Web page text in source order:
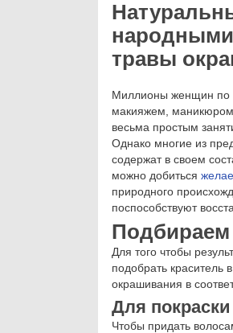
народными
травы
Миллионы женщин по
макияжем, маникюром
весьма простым
Однако многие из
содержат в своем
можно добиться
природного
поспособствуют
Подбираем
Для того чтобы
подобрать краситель
окрашивания в
Для
Чтобы придать